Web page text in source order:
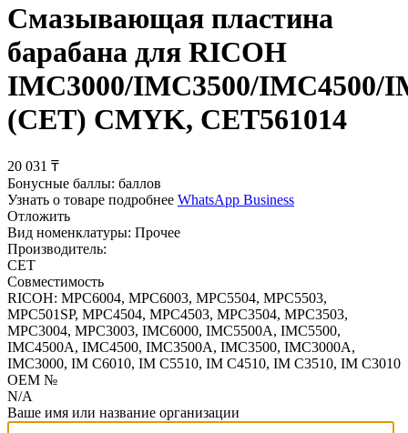
Смазывающая пластина
барабана для RICOH
IMC3000/IMC3500/IMC4500/
(CET) CMYK, CET561014
20 031 ₸
Бонусные баллы: баллов
Узнать о товаре подробнее WhatsApp Business
Отложить
Вид номенклатуры: Прочее
Производитель:
CET
Совместимость
RICOH: MPC6004, MPC6003, MPC5504, MPC5503,
MPC501SP, MPC4504, MPC4503, MPC3504, MPC3503,
MPC3004, MPC3003, IMC6000, IMC5500A, IMC5500,
IMC4500A, IMC4500, IMC3500A, IMC3500, IMC3000A,
IMC3000, IM C6010, IM C5510, IM C4510, IM C3510, IM C3010
OEM №
N/A
Ваше имя или название организации